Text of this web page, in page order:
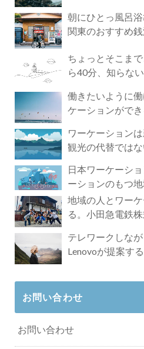
朝にひとっ風呂
関東のおすすめ
ちょっとそこま
ら40分、知らな
働きたいように
ケーションができ
ワーケーション
観光の代替では
日本ワーケーシ
ーションのもつ
地域の人とワー
る。小田急電鉄
テレワークしなが
Lenovoが提案す
お問い合わせ
お問い合わせ